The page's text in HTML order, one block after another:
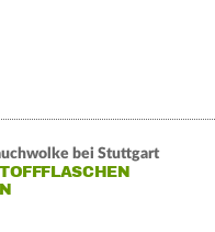
bei Stuttgart